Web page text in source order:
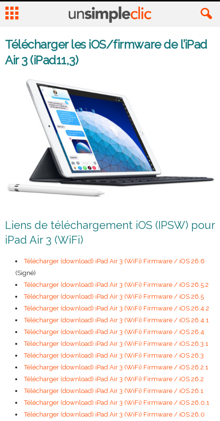
Télécharger les iOS/firmware de l’iPad
Air 3 (iPad11,3)
Liens de téléchargement iOS (IPSW) pour
iPad Air 3 (WiFi)
Télécharger (download) iPad Air 3 (WiFi) Firmware / iOS 26.6
(Signé)
Télécharger (download) iPad Air 3 (WiFi) Firmware / iOS 26.5.2
Télécharger (download) iPad Air 3 (WiFi) Firmware / iOS 26.5
Télécharger (download) iPad Air 3 (WiFi) Firmware / iOS 26.4.2
Télécharger (download) iPad Air 3 (WiFi) Firmware / iOS 26.4.1
Télécharger (download) iPad Air 3 (WiFi) Firmware / iOS 26.4
Télécharger (download) iPad Air 3 (WiFi) Firmware / iOS 26.3.1
Télécharger (download) iPad Air 3 (WiFi) Firmware / iOS 26.3
Télécharger (download) iPad Air 3 (WiFi) Firmware / iOS 26.2.1
Télécharger (download) iPad Air 3 (WiFi) Firmware / iOS 26.2
Télécharger (download) iPad Air 3 (WiFi) Firmware / iOS 26.1
Télécharger (download) iPad Air 3 (WiFi) Firmware / iOS 26.0.1
Télécharger (download) iPad Air 3 (WiFi) Firmware / iOS 26.0